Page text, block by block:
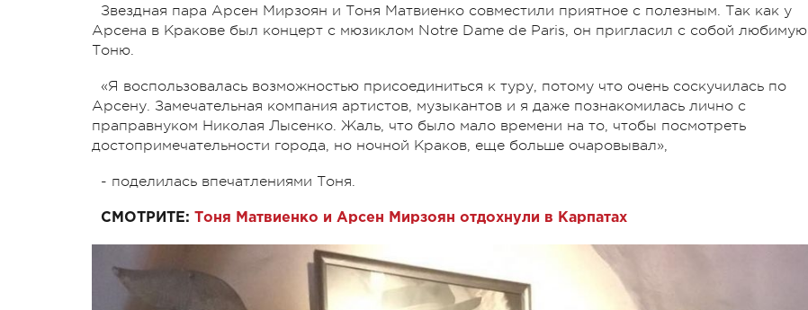
Звездная пара Арсен Мирзоян и Тоня Матвиенко совместили приятное с полезным. Так как у
Арсена в Кракове был концерт с мюзиклом Notre Dame de Paris, он пригласил с собой любимую
Тоню.
«Я воспользовалась возможностью присоединиться к туру, потому что очень соскучилась по
Арсену. Замечательная компания артистов, музыкантов и я даже познакомилась лично с
праправнуком Николая Лысенко. Жаль, что было мало времени на то, чтобы посмотреть
достопримечательности города, но ночной Краков, еще больше очаровывал»,
- поделилась впечатлениями Тоня.
СМОТРИТЕ: Тоня Матвиенко и Арсен Мирзоян отдохнули в Карпатах